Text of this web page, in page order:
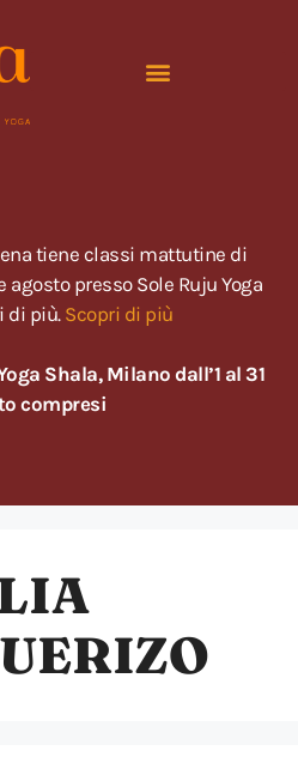
tiene classi mattutine di
agosto presso Sole Ruju Yoga
di più. Scopri di più
Shala, Milano dall’1 al 31
compresi